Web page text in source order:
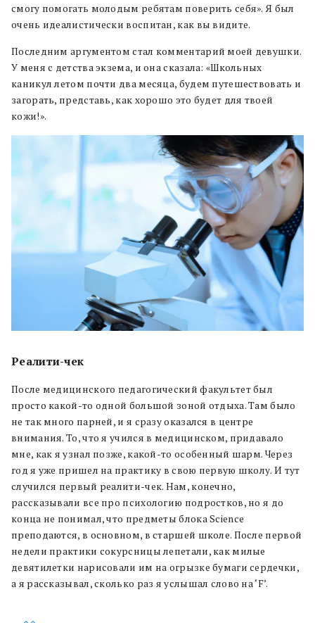
смогу помогать молодым ребятам поверить себя». Я был
очень идеалистически воспитан, как вы видите.
Последним аргументом стал комментарий моей девушки.
У меня с детства экзема, и она сказала: «Школьных
каникул летом почти два месяца, будем путешествовать и
загорать, представь, как хорошо это будет для твоей
кожи!».
Реалити-чек
После медицинского педагогический факультет был
просто какой-то одной большой зоной отдыха. Там было
не так много парней, и я сразу оказался в центре
внимания. То, что я учился в медицинском, придавало
мне, как я узнал позже, какой-то особенный шарм. Через
год я уже пришел на практику в свою первую школу. И тут
случился первый реалити-чек. Нам, конечно,
рассказывали все про психологию подростков, но я до
конца не понимал, что предметы блока Science
преподаются, в основном, в старшей школе. После первой
недели практики сокурсницы лепетали, как милые
девятилетки нарисовали им на огрызке бумаги сердечки,
а я рассказывал, сколько раз я услышал слово на ‘F’.